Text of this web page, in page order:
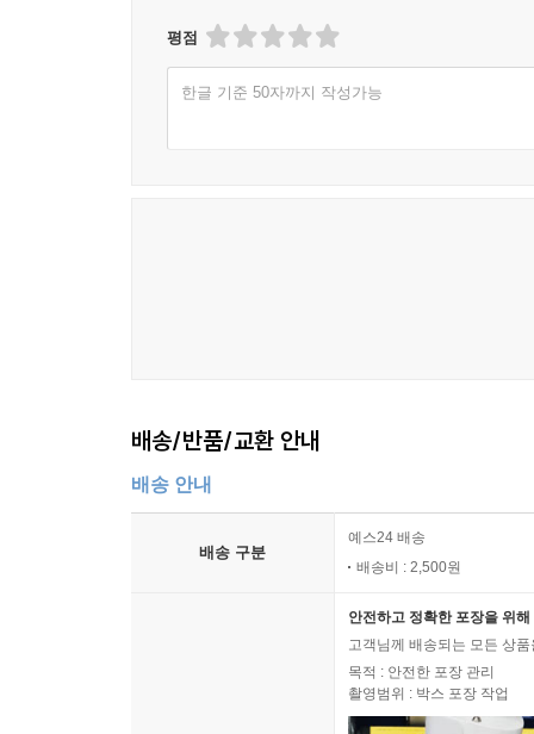
평점
한글 기준 50자까지 작성가능
배송/반품/교환 안내
배송 안내
배송 구분
예스24 배송
배송비 : 2,500원
안전하고 정확한 포장을 위
고객님께 배송되는 모든 상
목적 : 안전한 포장 관리
촬영범위 : 박스 포장 작업